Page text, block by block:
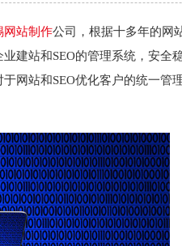
网站制作公司，根据十多年的网
建站和SEO的管理系统，安全
网站和SEO优化客户的统一管